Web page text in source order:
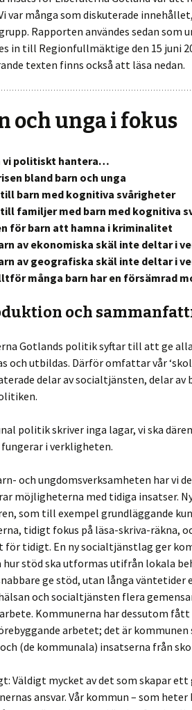
Vi var många som diskuterade
Rapporten användes sedan
in till Regionfullmäktige den 15 juni
texten finns också att läsa nedan.
och unga i fokus
vi politiskt hantera…
bland barn och unga
barn med kognitiva svårigheter
familjer med barn med kognitiva
för barn att hamna i kriminalitet
av ekonomiska skäl inte deltar i
av geografiska skäl inte deltar i
många barn har en försämrad
och
Gotlands politik syftar till att ge
och utbildas. Därför omfattar vår
delar av socialtjänsten, delar av
politik skriver inga lagar, vi ska
i verkligheten.
och ungdomsverksamheten har vi
möjligheterna med tidiga insatser.
som till exempel grundläggande
tidigt fokus på läsa-skriva-räkna,
för tidigt. En ny socialtjänstlag ger
hur stöd ska utformas utifrån lokala
ge stöd, utan långa
och socialtjänsten flera
Kommunerna har dessutom
arbetet; det är kommunen
(de kommunala) insatserna från
Väldigt mycket av det som skapar
ansvar. Vår kommun – som